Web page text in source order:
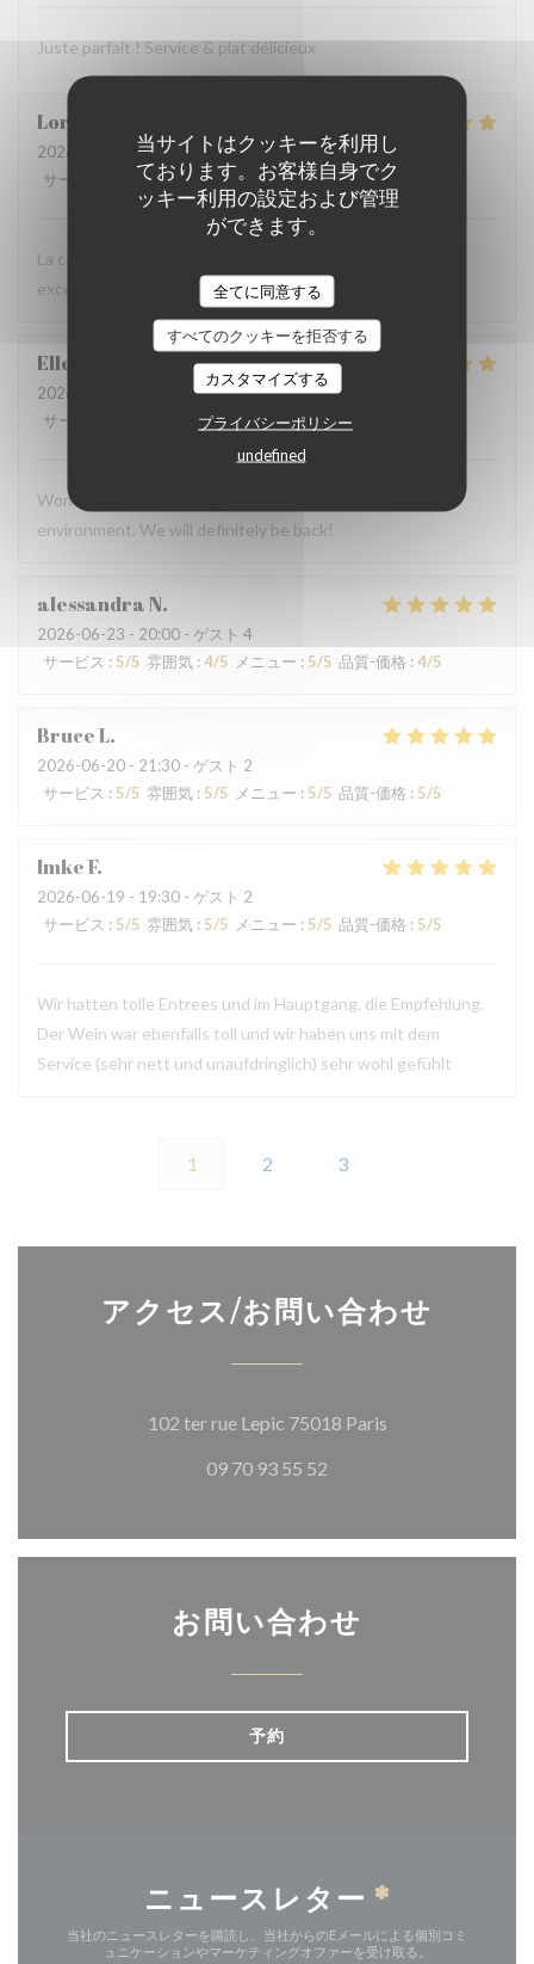
当サイトはクッキーを利用し
ております。お客様自身でク
ッキー利用の設定および管理
ができます。
全てに同意する
すべてのクッキーを拒否する
カスタマイズする
プライバシーポリシー
undefined
Juste parfait ! Service & plat délicieux
Lorena
2026-07-07
- 19:30 - ゲスト 4
サービス
雰囲気 5 /5 メニュー: 5/5 品質-価格
La comida estaba muy buena, el vino rico y una atención
excelente. Lo recomiendo 100%.
Ellen
2026-06-28
- 13:00 - ゲスト 4
サービス
:5/5 メニュー: 5/5 品質-価格
Wonderful meal, excellent service, and a beautiful
environment. We will definitely be back!
alessandraN
2026-06-23 - 20:00 - ゲスト 4
サービス : 5/5 雰囲気 :4/5 メニュー : 5/5 品質-価格 : 4/5
BruceL
2026-06-20 - 21:30 - ゲスト 2
サービス : 5/5 雰囲気 :5/5 メニュー : 5/5 品質-価格 : 5/5
ImkeF
2026-06-19 - 19:30 - ゲスト 2
サービス : 5/5 雰囲気 : 5/5 メニュー : 5/5 品質-価格 : 5/5
Wir hatten tolle Entrees und im Hauptgang, die Empfehlung.
Der Wein war ebenfalls toll und wir haben uns mit dem
Service (sehr nett und unaufdringlich) sehr wohl gefühlt
1 2 3
アクセス/お問い合わせ
102 ter rue Lepic 75018 Paris((新しいウィン
09 70 93 55 52
お問い合わせ
予約
ニュースレター *
当社のニュースレターを購読し、当社からのEメールによる個別コミ
ュニケーションやマーケティングオファーを受け取る。